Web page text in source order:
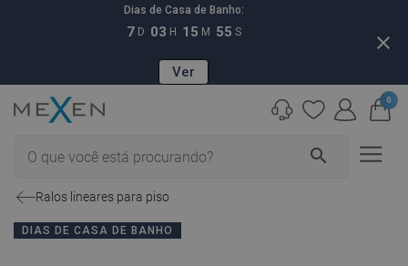
Dias de Casa de Banho:
7 D 03 H 15 M 54 S
Ver
close
search
0
Ralos lineares para piso
DIAS DE CASA DE BANHO